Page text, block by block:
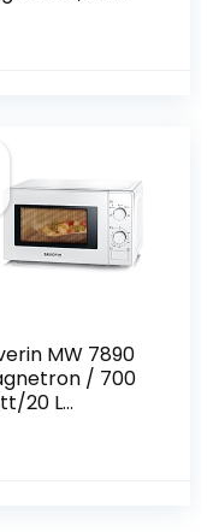
MW 7890
/ 700
20 L